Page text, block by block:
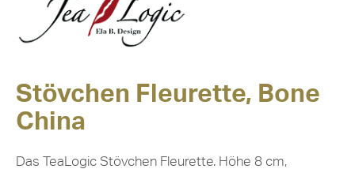
Stövchen Fleurette, Bone
China
Das TeaLogic Stövchen Fleurette. Höhe 8 cm,